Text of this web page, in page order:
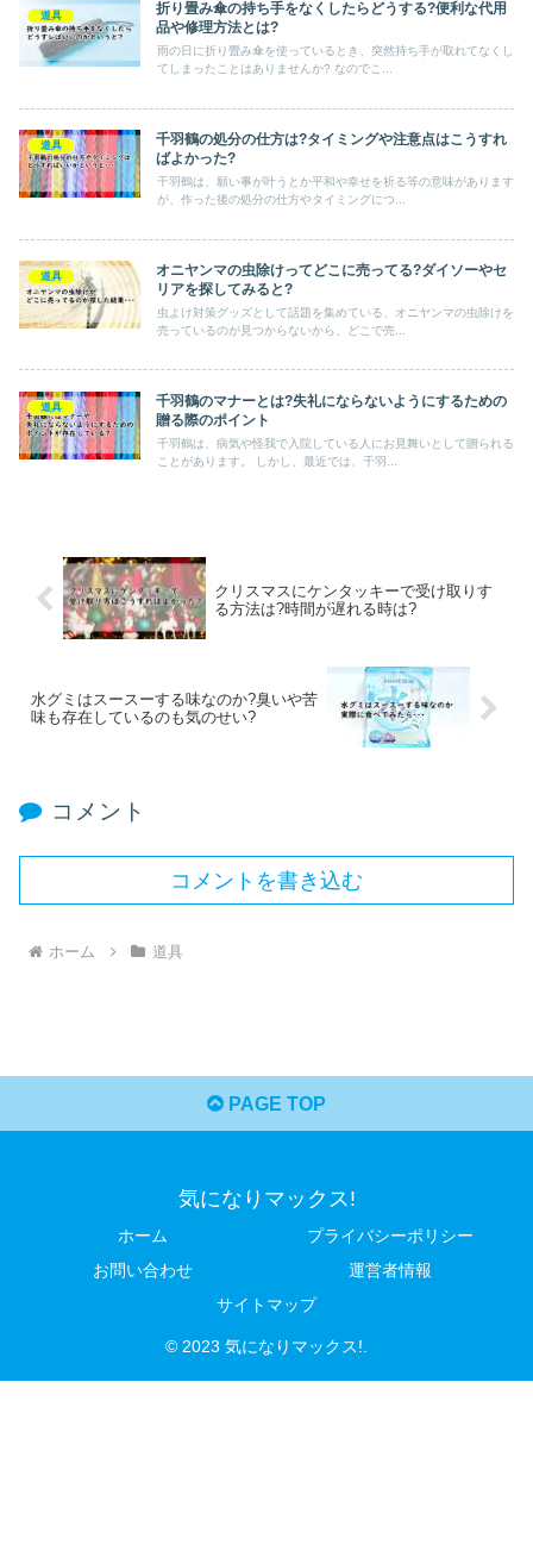
道具
折り畳み傘の持ち手をなくしたらどうする?便利な代用
品や修理方法とは?
雨の日に折り畳み傘を使っているとき、突然持ち手が取れてなくし
てしまったことはありませんか? なのでこ...
道具
千羽鶴の処分の仕方は?タイミングや注意点はこうすれ
ばよかった?
千羽鶴は、願い事が叶うとか平和や幸せを祈る等の意味があります
が、作った後の処分の仕方やタイミングにつ...
道具
オニヤンマの虫除けってどこに売ってる?ダイソーやセ
リアを探してみると?
虫よけ対策グッズとして話題を集めている、オニヤンマの虫除けを
売っているのが見つからないから、どこで売...
道具
千羽鶴のマナーとは?失礼にならないようにするための
贈る際のポイント
千羽鶴は、病気や怪我で入院している人にお見舞いとして贈られる
ことがあります。 しかし、最近では、千羽...
クリスマスにケンタッキーで受け取りす
る方法は?時間が遅れる時は?
水グミはスースーする味なのか?臭いや苦
味も存在しているのも気のせい?
コメント
コメントを書き込む
ホーム 道具
PAGE TOP
気になりマックス!
ホーム
プライバシーポリシー
お問い合わせ
運営者情報
サイトマップ
© 2023 気になりマックス!.